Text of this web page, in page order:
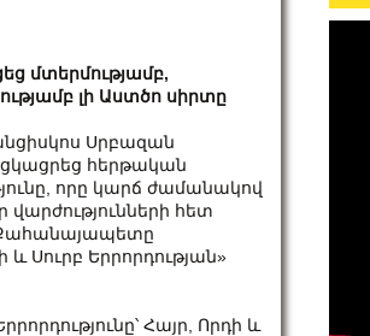
մտերմությամբ,
լի Աստծո սիրտը
Սրբազան
հերթական
որը կարճ ժամանակով
վարժությունների հետ
Սուրբ Երրորդության»
Հայր, Որդի և